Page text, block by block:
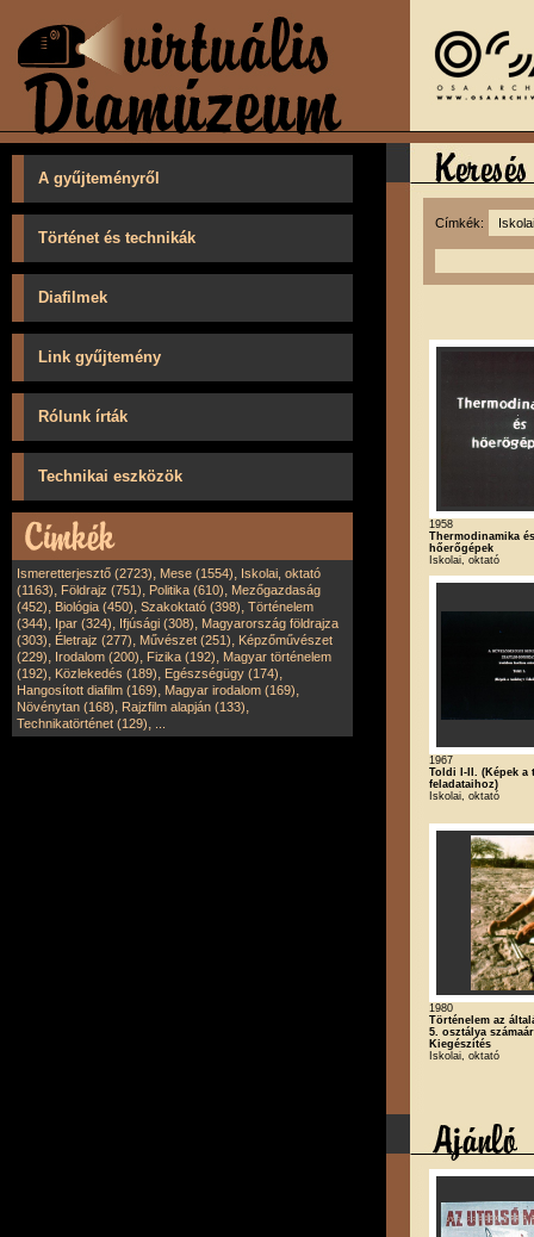
A gyűjteményről
Történet és technikák
Diafilmek
Link gyűjtemény
Rólunk írták
Technikai eszközök
Ismeretterjesztő (2723), Mese (1554), Iskolai, oktató
(1163), Földrajz (751), Politika (610), Mezőgazdaság
(452), Biológia (450), Szakoktató (398), Történelem
(344), Ipar (324), Ifjúsági (308), Magyarország földrajza
(303), Életrajz (277), Művészet (251), Képzőművészet
(229), Irodalom (200), Fizika (192), Magyar történelem
(192), Közlekedés (189), Egészségügy (174),
Hangosított diafilm (169), Magyar irodalom (169),
Növénytan (168), Rajzfilm alapján (133),
Technikatörténet (129),
Címkék:
1958
Thermodinamika
hőerőgépek
Iskolai, oktató
1967
Toldi I-II. (Képek a
feladataihoz)
Iskolai, oktató
1980
Történelem az
5. osztálya
Kiegészítés
Iskolai, oktató